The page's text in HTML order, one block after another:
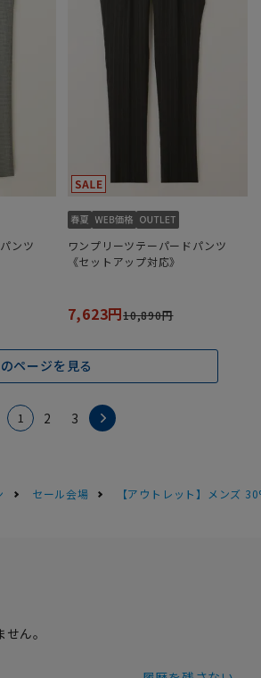
ンツ
ワンプリーツテーパードパンツ
《セットアップ対応》
7,623円10,890円
ページを見る
1 2 3
セール会場 【アウトレット】メンズ
ん。